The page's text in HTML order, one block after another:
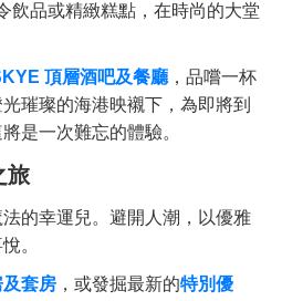
飲品或精緻糕點，在時尚的大堂
頂層酒吧及餐廳 ，品嚐一杯
璀璨的海港映襯下，為即將到
是一次難忘的體驗。
旅
的幸運兒。避開人潮，以優雅
。
套房 ，或發掘最新的特別優